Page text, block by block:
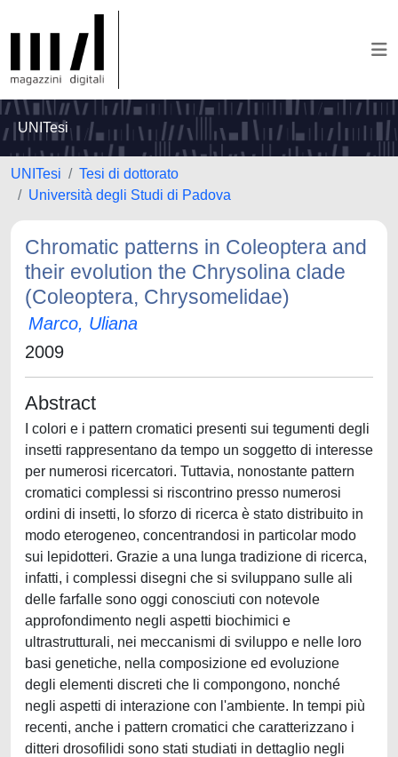
UNITesi
UNITesi
Tesi di dottorato
Università degli Studi di Padova
Chromatic patterns in Coleoptera and
their evolution the Chrysolina clade
(Coleoptera, Chrysomelidae)
Marco, Uliana
2009
Abstract
I colori e i pattern cromatici presenti sui tegumenti degli
insetti rappresentano da tempo un soggetto di interesse
per numerosi ricercatori. Tuttavia, nonostante pattern
cromatici complessi si riscontrino presso numerosi
ordini di insetti, lo sforzo di ricerca è stato distribuito in
modo eterogeneo, concentrandosi in particolar modo
sui lepidotteri. Grazie a una lunga tradizione di ricerca,
infatti, i complessi disegni che si sviluppano sulle ali
delle farfalle sono oggi conosciuti con notevole
approfondimento negli aspetti biochimici e
ultrastrutturali, nei meccanismi di sviluppo e nelle loro
basi genetiche, nella composizione ed evoluzione
degli elementi discreti che li compongono, nonché
negli aspetti di interazione con l'ambiente. In tempi più
recenti, anche i pattern cromatici che caratterizzano i
ditteri drosofilidi sono stati studiati in dettaglio negli